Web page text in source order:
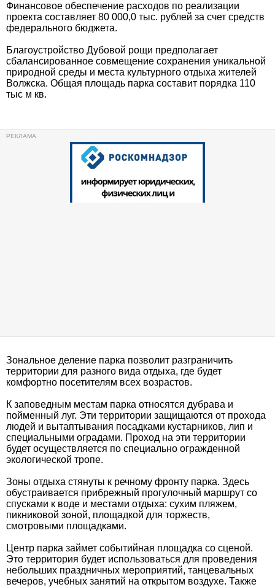
Финансовое обеспечение расходов по реализации
проекта составляет 80 000,0 тыс. рублей за счет средств
федерального бюджета.
Благоустройство Дубовой рощи предполагает
сбалансированное совмещение сохранения уникальной
природной среды и места культурного отдыха жителей
Волжска. Общая площадь парка составит порядка 110
тыс м кв.
Зональное деление парка позволит разграничить
территории для разного вида отдыха, где будет
комфортно посетителям всех возрастов.
К заповедным местам парка относятся дубрава и
пойменный луг. Эти территории защищаются от прохода
людей и вытаптывания посадками кустарников, лип и
специальными оградами. Проход на эти территории
будет осуществляется по специально огражденной
экологической тропе.
Зоны отдыха стянуты к речному фронту парка. Здесь
обустраивается прибрежный прогулочный маршрут со
спусками к воде и местами отдыха: сухим пляжем,
пикниковой зоной, площадкой для торжеств,
смотровыми площадками.
Центр парка займет событийная площадка со сценой.
Это территория будет использоваться для проведения
небольших праздничных мероприятий, танцевальных
вечеров, учебных занятий на открытом воздухе. Также